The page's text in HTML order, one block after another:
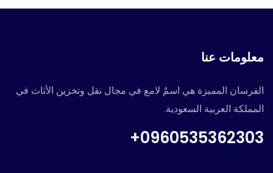
معلومات عنا
الفرسان المميزة هي اسمٌ لامع في مجال نقل وتخزين الأثاث في
المملكة العربية السعودية.
0960535362303+